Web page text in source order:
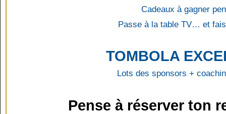
Cadeaux à gagner
Passe à la table TV… et
TOMBOLA
Lots des sponsors +
Pense à réserver ton